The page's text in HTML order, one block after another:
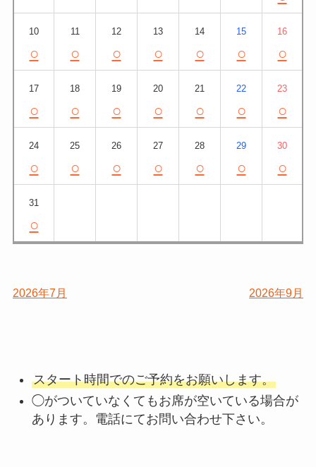
10
○
11
○
12
○
13
○
14
○
15
○
16
○
17
○
18
○
19
○
20
○
21
○
22
○
23
○
24
○
25
○
26
○
27
○
28
○
29
○
30
○
31
○
2026年7月 2026年9月
スタート時間でのご予約をお願いします。
◯がついていなくてもお席が空いている場合が
あります。電話にてお問い合わせ下さい。